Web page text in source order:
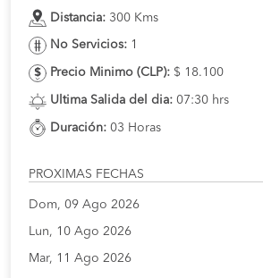
Distancia: 300 Kms
No Servicios: 1
Precio Minimo (CLP): $ 18.100
Ultima Salida del dia: 07:30 hrs
Duración: 03 Horas
PROXIMAS FECHAS
Dom, 09 Ago 2026
Lun, 10 Ago 2026
Mar, 11 Ago 2026